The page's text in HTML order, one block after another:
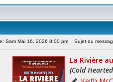
Sam Mai 16, 2026 8:00 pm Sujet du